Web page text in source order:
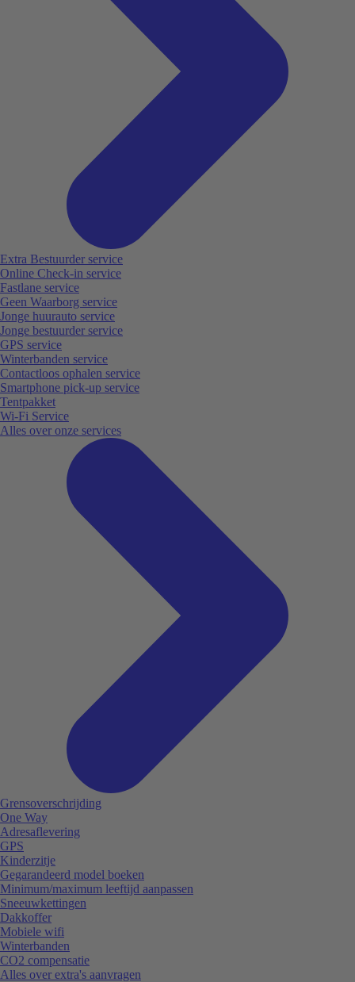
Extra Bestuurder service
Online Check-in service
Fastlane service
Geen Waarborg service
Jonge huurauto service
Jonge bestuurder service
GPS service
Winterbanden service
Contactloos ophalen service
Smartphone pick-up service
Tentpakket
Wi-Fi Service
Alles over onze services
Grensoverschrijding
One Way
Adresaflevering
GPS
Kinderzitje
Gegarandeerd model boeken
Minimum/maximum leeftijd aanpassen
Sneeuwkettingen
Dakkoffer
Mobiele wifi
Winterbanden
CO2 compensatie
Alles over extra's aanvragen